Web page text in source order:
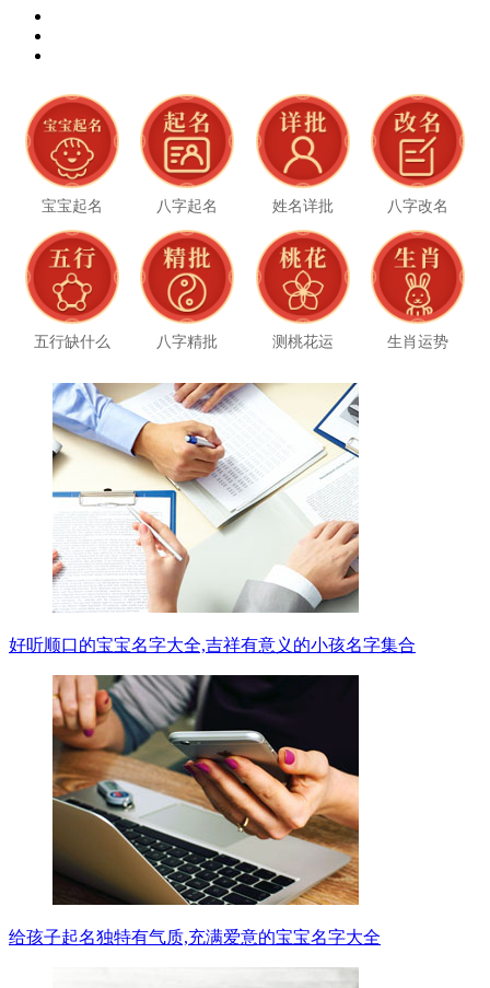
宝宝起名 八字起名 姓名详批 八字改名
五行缺什么 八字精批 测桃花运 生肖运势
好听顺口的宝宝名字大全,吉祥有意义的小孩名字集合
给孩子起名独特有气质,充满爱意的宝宝名字大全